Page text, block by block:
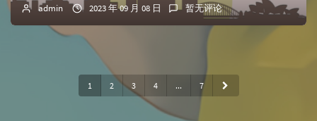
admin 2023 年 09 月 08 日 暂无评论
1 2 3 4 ... 7